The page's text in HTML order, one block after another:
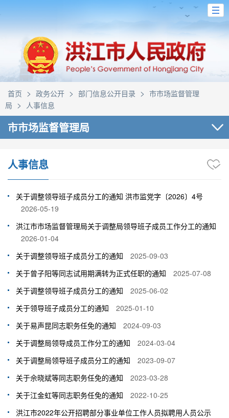
首页 > 政务公开 > 部门信息公开目录 > 市市场监督管理
局 > 人事信息
市市场监督管理局
人事信息
关于调整领导班子成员分工的通知 洪市监党字〔2026〕4号
2026-05-19
洪江市市场监督管理局关于调整局领导班子成员工作分工的通知
2026-01-04
关于调整领导班子成员分工的通知
2025-09-03
关于曾子阳等同志试用期满转为正式任职的通知
2025-07-08
关于调整领导班子成员分工的通知
2025-06-02
关于领导班子成员分工的通知
2025-01-10
关于易声昆同志职务任免的通知
2024-09-03
关于调整局领导成员工作分工的通知
2024-03-04
关于调整局领导班子成员分工的通知
2023-09-07
关于佘晓斌等同志职务任免的通知
2023-03-28
关于江金虹等同志职务任免的通知
2022-10-25
洪江市2022年公开招聘部分事业单位工作人员拟聘用人员公示